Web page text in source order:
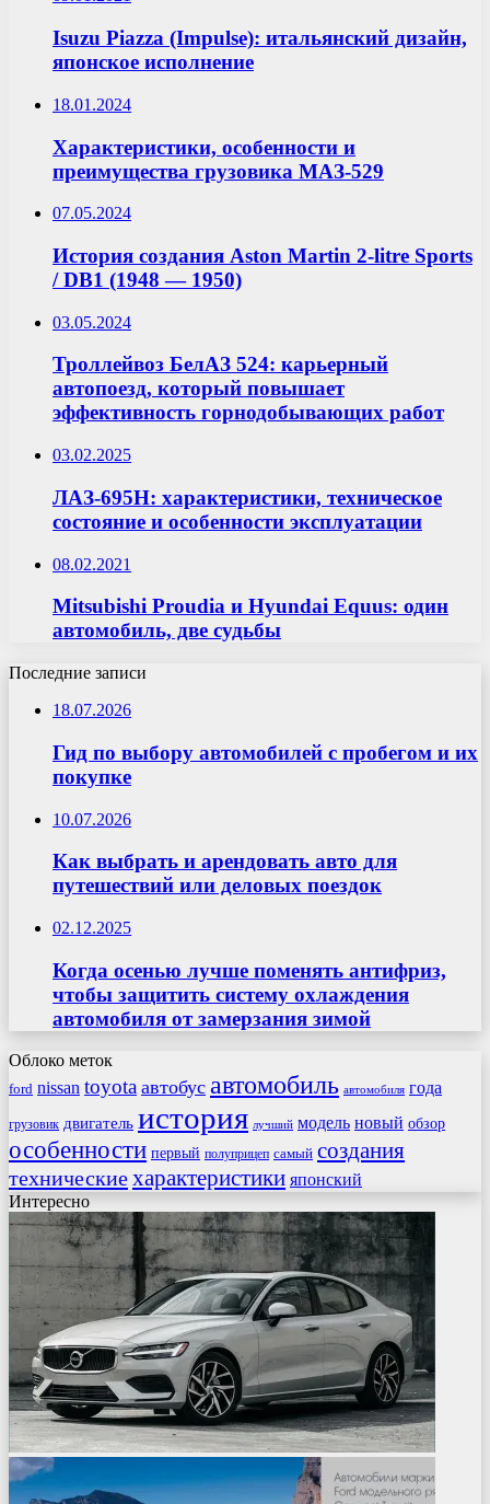
Isuzu Piazza (Impulse): итальянский дизайн,
японское исполнение
18.01.2024
Характеристики, особенности и
преимущества грузовика МАЗ-529
07.05.2024
История создания Aston Martin 2-litre Sports
/ DB1 (1948 — 1950)
03.05.2024
Троллейвоз БелАЗ 524: карьерный
автопоезд, который повышает
эффективность горнодобывающих работ
03.02.2025
ЛАЗ-695Н: характеристики, техническое
состояние и особенности эксплуатации
08.02.2021
Mitsubishi Proudia и Hyundai Equus: один
автомобиль, две судьбы
Последние записи
18.07.2026
Гид по выбору автомобилей с пробегом и их
покупке
10.07.2026
Как выбрать и арендовать авто для
путешествий или деловых поездок
02.12.2025
Когда осенью лучше поменять антифриз,
чтобы защитить систему охлаждения
автомобиля от замерзания зимой
Облоко меток
ford nissan toyota автобус автомобиль автомобиля года
грузовик двигатель история лучший модель новый обзор
особенности первый полуприцеп самый создания
техническиехарактеристики японский
Интересно